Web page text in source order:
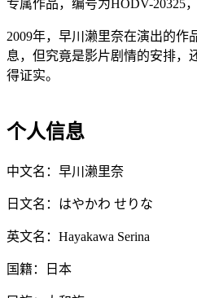
专属作品，编号为HODV-20325
2009年，早川濑里奈在演出的作
息，但究竟是影片剧情的安排，
得证实。
个人信息
中文名：早川濑里奈
日文名：はやかわ せりな
英文名：Hayakawa Serina
国籍：日本